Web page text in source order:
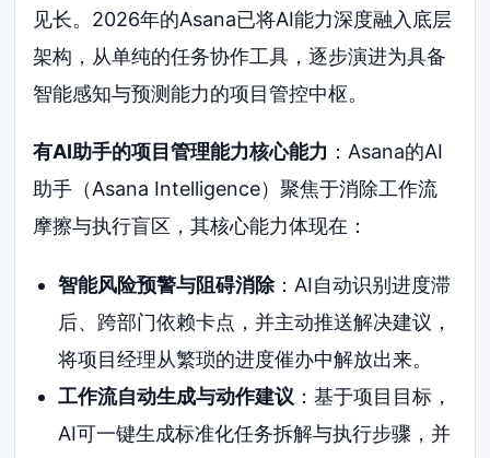
见长。2026年的Asana已将AI能力深度融入底层
架构，从单纯的任务协作工具，逐步演进为具备
智能感知与预测能力的项目管控中枢。
有AI助手的项目管理能力核心能力 ：Asana的AI
助手（Asana Intelligence）聚焦于消除工作流
摩擦与执行盲区，其核心能力体现在：
智能风险预警与阻碍消除：AI自动识别进度滞
后、跨部门依赖卡点，并主动推送解决建议，
将项目经理从繁琐的进度催办中解放出来。
工作流自动生成与动作建议 ：基于项目目标，
AI可一键生成标准化任务拆解与执行步骤，并